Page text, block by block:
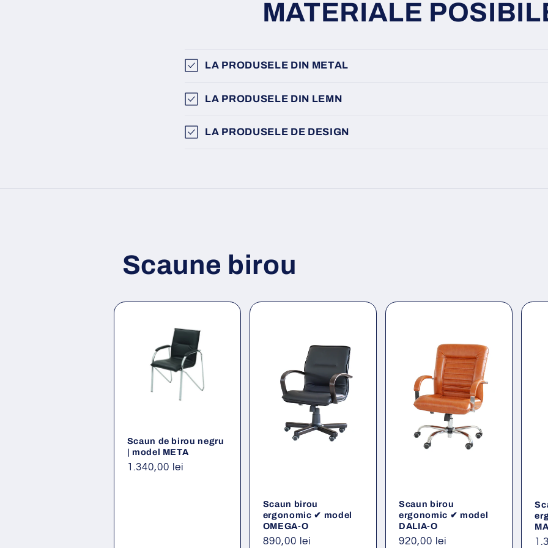
MATERIALE
LA PRODUSELE DIN METAL
LA PRODUSELE DIN LEMN
LA PRODUSELE DE DESIGN
Scaune birou
Scaun de birou negru
| model META
Preț
1.340,00 lei
Scaun birou
ergonomic ✔ model
OMEGA-O
Preț
890,00 lei
Scaun birou
ergonomic ✔ model
DALIA-O
Preț
920,00 lei